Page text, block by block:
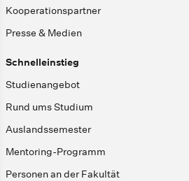
Kooperationspartner
Presse & Medien
Schnelleinstieg
Studienangebot
Rund ums Studium
Auslandssemester
Mentoring-Programm
Personen an der Fakultät